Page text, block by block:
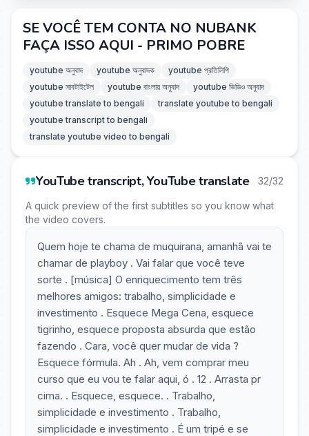
SE VOCÊ TEM CONTA NO NUBANK
FAÇA ISSO AQUI - PRIMO POBRE
youtube অনুবাদ youtube অনুবাদক
youtube প্রতিলিপি
youtube সাবটাইটেল
youtube বাংলায় অনুবাদ
youtube ভিডিও অনুবাদ
youtube translate to bengali
translate youtube to bengali
youtube transcript to bengali
translate youtube video to bengali
YouTube transcript, YouTube translate 32/32
A quick preview of the first subtitles so you know what
the video covers.
Quem hoje te chama de muquirana, amanhã vai te
chamar de playboy . Vai falar que você teve
sorte . [música] O enriquecimento tem três
melhores amigos: trabalho, simplicidade e
investimento . Esquece Mega Cena, esquece
tigrinho, esquece proposta absurda que estão
fazendo . Cara, você quer mudar de vida ?
Esquece fórmula. Ah . Ah, vem comprar meu
curso que eu vou te falar aqui, ó . 12 . Arrasta pr
cima. . Esquece, esquece. . Trabalho,
simplicidade e investimento . Trabalho,
simplicidade e investimento . É um tripé e se